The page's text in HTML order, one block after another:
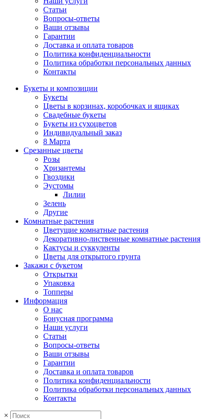
Статьи
Вопросы-ответы
Ваши отзывы
Гарантии
Доставка и оплата товаров
Политика конфиденциальности
Политика обработки персональных данных
Контакты
Букеты и композиции
Букеты
Цветы в корзинах, коробочках и ящиках
Свадебные букеты
Букеты из сухоцветов
Индивидуальный заказ
8 Марта
Срезанные цветы
Розы
Хризантемы
Гвоздики
Эустомы
Лилии
Зелень
Другие
Комнатные растения
Цветущие комнатные растения
Декоративно-лиственные комнатные растения
Кактусы и суккуленты
Цветы для открытого грунта
Закажи с букетом
Открытки
Упаковка
Топперы
Информация
О нас
Бонусная программа
Наши услуги
Статьи
Вопросы-ответы
Ваши отзывы
Гарантии
Доставка и оплата товаров
Политика конфиденциальности
Политика обработки персональных данных
Контакты
×